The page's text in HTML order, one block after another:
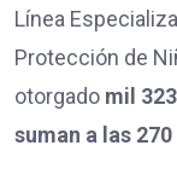
Línea
Protección de
otorgado mil
suman a las